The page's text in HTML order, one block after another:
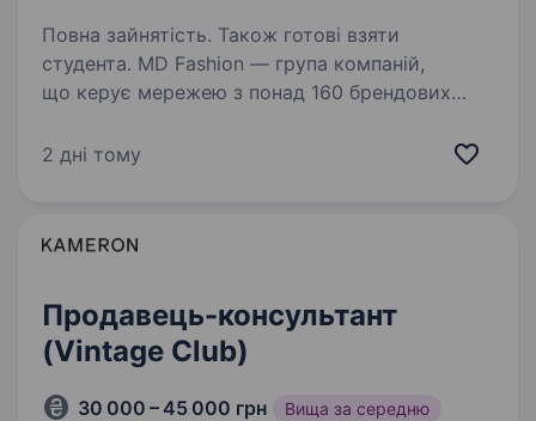
Повна зайнятість. Також готові взяти
студента. MD Fashion — група компаній,
що керує мережею з понад 160 брендових
та Молдові, та представляє світові бренди
2 дні тому
Продавець-консультант
(Vintage Club)
30 000 – 45 000 грн Вища за середню